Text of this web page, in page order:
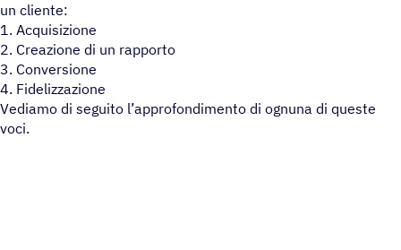
un cliente:
1. Acquisizione
2. Creazione di un rapporto
3. Conversione
4. Fidelizzazione
Vediamo di seguito l’approfondimento di ognuna di queste
voci.